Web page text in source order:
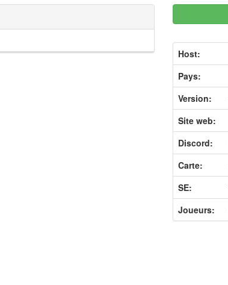
Host:
Pays:
Version:
Site web:
Discord:
Carte:
SE:
Joueurs: